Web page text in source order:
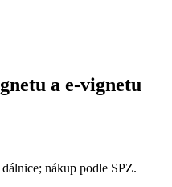
a e-vignetu
nákup podle SPZ.